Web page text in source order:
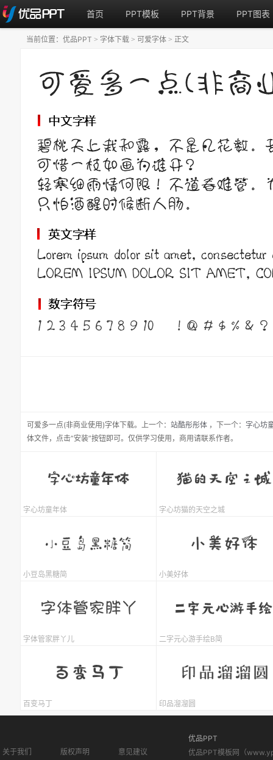
首页 PPT模板 PPT背景 PPT图表
可爱多一点(非商业使用)字体下载。 上一个： 站酷彤彤体 ， 下一个： 字心坊
体文件，点击“安装”按钮即可。仅供学习使用，商用请联系作者。
当前位置： 优品PPT > 字体下载 > 可爱字体 > 正文
字心坊童年体 字心坊猫的天空之城
小豆岛黑糖简 小美好体
字体管家胖丫儿 二字元心游手绘B简
百变马丁 印品溜溜圆
关于我们 版权声明 意见建议
优品PPT
优品PPT模板网（